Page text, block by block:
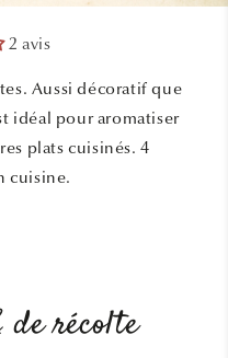
2 avis
Aussi décoratif que
idéal pour aromatiser
plats cuisinés. 4
cuisine.
de récolte